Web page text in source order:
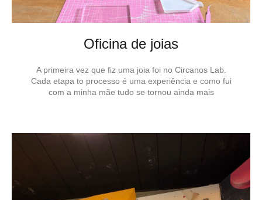
Oficina de joias
A primeira vez que fiz uma joia foi no Circanos Lab.
Cada etapa to processo é uma experiência e como fui
com a minha mãe tudo se tornou ainda mais